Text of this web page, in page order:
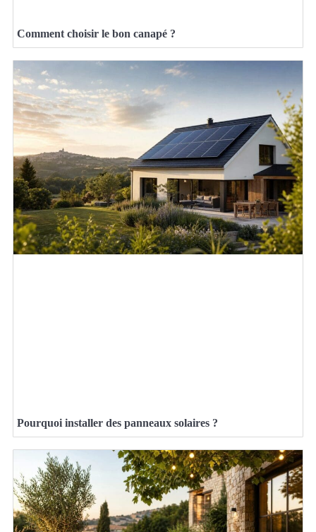
Comment choisir le bon canapé ?
Pourquoi installer des panneaux solaires ?